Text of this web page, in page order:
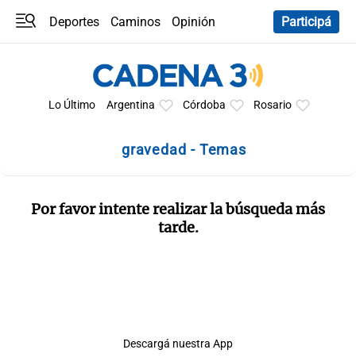
Deportes Caminos
Opinión
Participá
Lo Último Argentina Córdoba Rosario
gravedad - Temas
Por favor intente realizar la búsqueda más
tarde.
Descargá nuestra App